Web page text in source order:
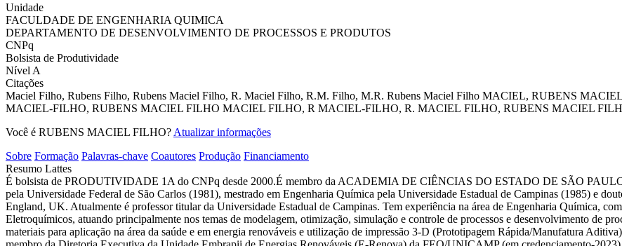
Unidade
FACULDADE DE ENGENHARIA QUIMICA
DEPARTAMENTO DE DESENVOLVIMENTO DE PROCESSOS E PRODUTOS
CNPq
Bolsista de Produtividade
Nível A
Citações
Maciel Filho, Rubens Filho, Rubens Maciel Filho, R. Maciel Filho, R.M. Filho, M.R. Rubens Maciel Filho MACIEL, RUBENS
MACIEL-FILHO, RUBENS MACIEL FILHO MACIEL FILHO, R MACIEL-FILHO, R. MACIEL FILHO, RUBENS MACIEL
Você é RUBENS MACIEL FILHO? Atualizar informações
Sobre Formação Palavras-chave Coautores Produção Financiamento
Resumo Lattes
É bolsista de PRODUTIVIDADE 1A do CNPq desde 2000.É membro da ACADEMIA DE CIÊNCIAS DO ESTADO DE SÃO PAULO
pela Universidade Federal de São Carlos (1981), mestrado em Engenharia Química pela Universidade Estadual de Campinas (1985) e
England, UK. Atualmente é professor titular da Universidade Estadual de Campinas. Tem experiência na área de Engenharia Química,
Eletroquímicos, atuando principalmente nos temas de modelagem, otimização, simulação e controle de processos e desenvolvimento de
materiais para aplicação na área da saúde e em energia renováveis e utilização de impressão 3-D (Prototipagem Rápida/Manufatura